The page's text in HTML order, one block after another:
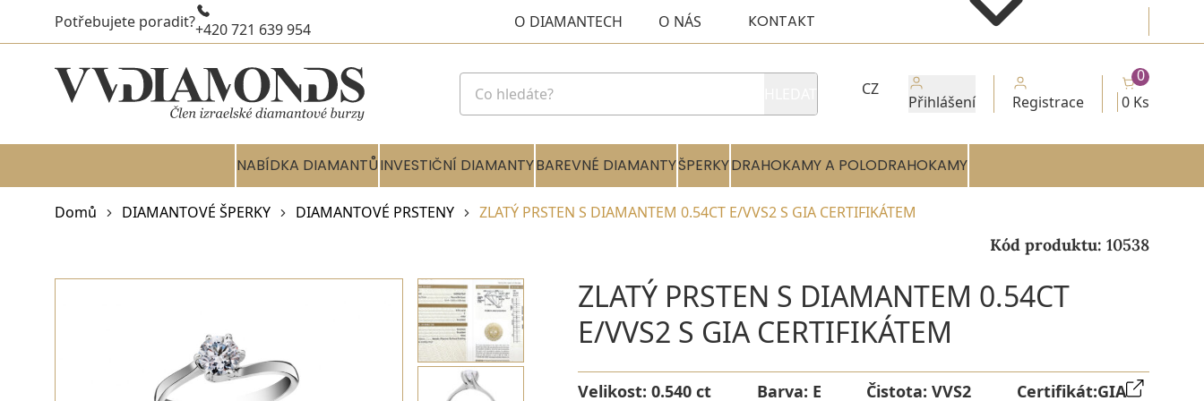
Potřebujete poradit?+420 721 639 954 O DIAMANTECH O NÁS KONTAKT
CZ
Přihlášení Registrace 0 Ks
0
NABÍDKA DIAMANTŮINVESTIČNÍ DIAMANTYBAREVNÉ DIAMANTYŠPERKYDRAHOKAMY A POLODRAHOKAMY
Domů DIAMANTOVÉ ŠPERKY DIAMANTOVÉ PRSTENY ZLATÝ PRSTEN S DIAMANTEM 0.54CT E/VVS2 S GIA CERTIFIKÁTEM
Kód produktu: 10538
ZLATÝ PRSTEN S DIAMANTEM 0.54CT
E/VVS2 S GIA CERTIFIKÁTEM
Velikost: 0.540 ct Barva: E Čistota:VVS2 Certifikát:GIA